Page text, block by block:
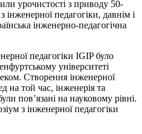
урочистості з приводу 50-
інженерної педагогіки, давнім і
інженерно-педагогічна
педагогіки IGIP було
університеті
Створення інженерної
на той час, інженерія та
пов’язані на науковому рівні.
з інженерної педагогіки